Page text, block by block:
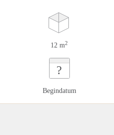
12 m2
?
Begindatum